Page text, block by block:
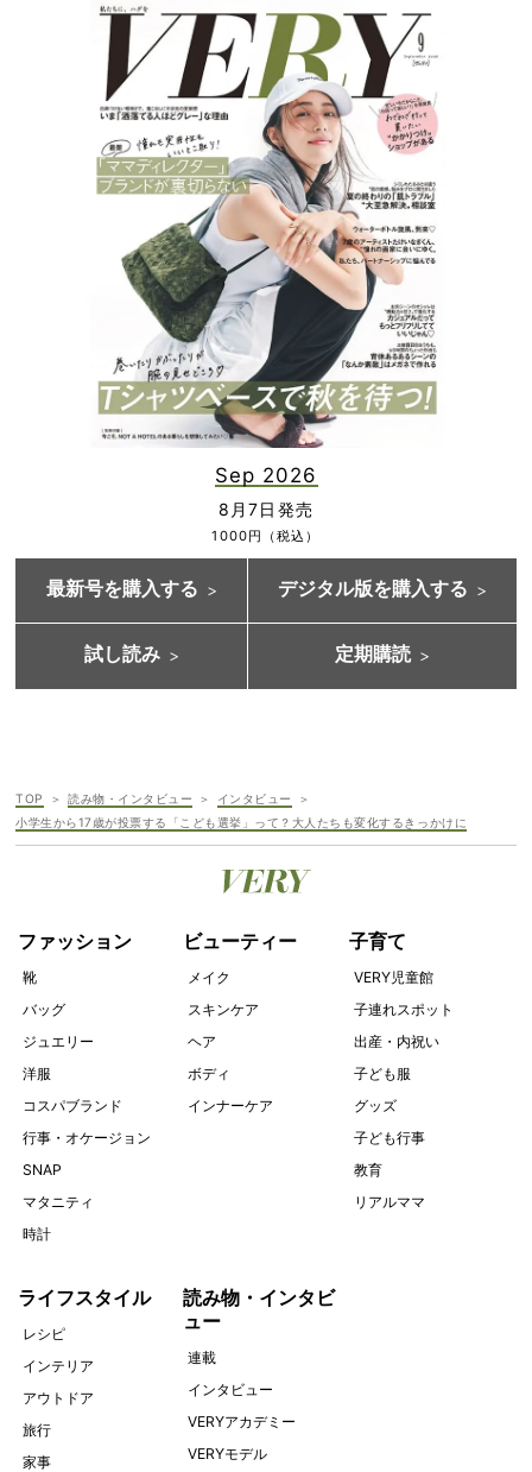
Sep 2026
8月7日発売
1000円（税込）
最新号を購入する デジタル版を購入する
試し読み 定期購読
TOP 読み物・インタビュー
インタビュー
小学生から17歳が投票する「こども選挙」って？大人たちも変化するきっかけに
ファッション
靴
バッグ
ジュエリー
洋服
コスパブランド
行事・オケージョン
SNAP
マタニティ
時計
ビューティー
メイク
スキンケア
ヘア
ボディ
インナーケア
子育て
VERY児童館
子連れスポット
出産・内祝い
子ども服
グッズ
子ども行事
教育
リアルママ
ライフスタイル
レシピ
インテリア
アウトドア
旅行
家事
読み物・インタビ
ュー
連載
インタビュー
VERYアカデミー
VERYモデル